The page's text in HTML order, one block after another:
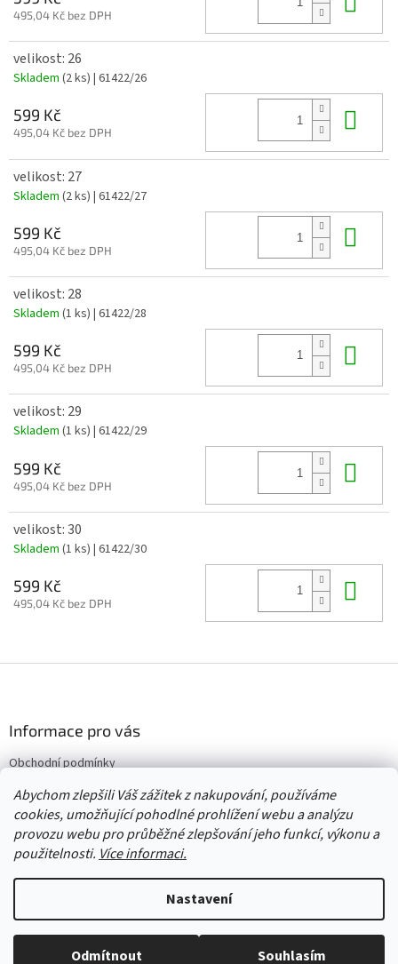
Abychom zlepšili Váš zážitek z nakupování, používáme
cookies, umožňující pohodlné prohlížení webu a analýzu
provozu webu pro průběžné zlepšování jeho funkcí, výkonu a
použitelnosti. Více informaci.
Nastavení
Odmítnout Souhlasím
495,04 Kč bez DPH
velikost: 26
Skladem (2 ks) | 61422/26
599 Kč
495,04 Kč bez DPH
velikost: 27
Skladem (2 ks) | 61422/27
599 Kč
495,04 Kč bez DPH
velikost: 28
Skladem (1 ks) | 61422/28
599 Kč
495,04 Kč bez DPH
velikost: 29
Skladem (1 ks) | 61422/29
599 Kč
495,04 Kč bez DPH
velikost: 30
Skladem (1 ks) | 61422/30
599 Kč
495,04 Kč bez DPH
í
Informace pro vás
Obchodní podmínky
Vrácení/výměna/reklamace
Velkoobchod
Copyright 2026Červený Tulipán. Všechna práva vyhrazena.Upravit